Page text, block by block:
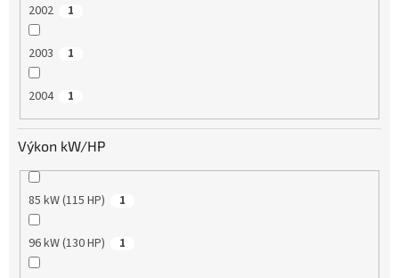
2002 1
2003 1
2004 1
Výkon kW/HP
85 kW (115 HP) 1
96 kW (130 HP) 1